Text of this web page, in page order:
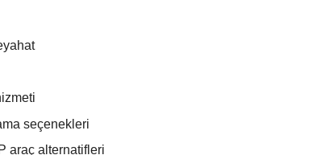
seçenekleri
araç alternatifleri